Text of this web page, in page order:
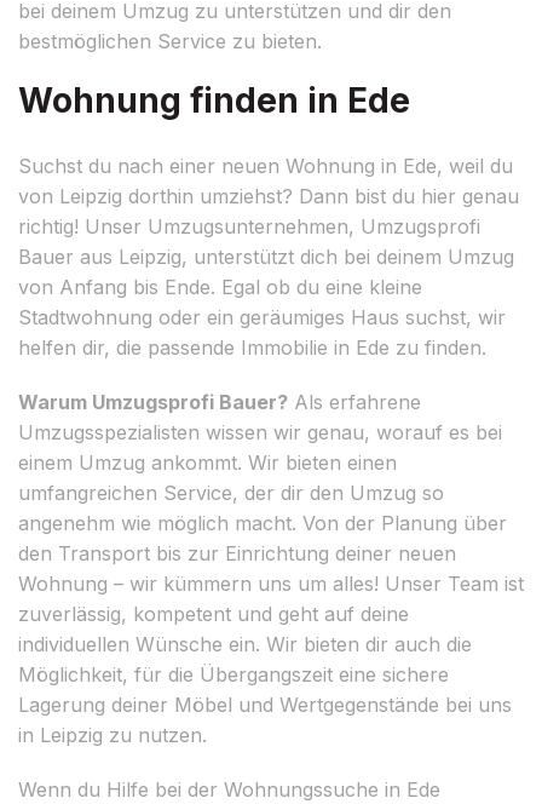
bei deinem Umzug zu unterstützen und dir den
bestmöglichen Service zu bieten.
Wohnung finden in Ede
Suchst du nach einer neuen Wohnung in Ede, weil du
von Leipzig dorthin umziehst? Dann bist du hier genau
richtig! Unser Umzugsunternehmen, Umzugsprofi
Bauer aus Leipzig, unterstützt dich bei deinem Umzug
von Anfang bis Ende. Egal ob du eine kleine
Stadtwohnung oder ein geräumiges Haus suchst, wir
helfen dir, die passende Immobilie in Ede zu finden.
Warum Umzugsprofi Bauer? Als erfahrene
Umzugsspezialisten wissen wir genau, worauf es bei
einem Umzug ankommt. Wir bieten einen
umfangreichen Service, der dir den Umzug so
angenehm wie möglich macht. Von der Planung über
den Transport bis zur Einrichtung deiner neuen
Wohnung – wir kümmern uns um alles! Unser Team ist
zuverlässig, kompetent und geht auf deine
individuellen Wünsche ein. Wir bieten dir auch die
Möglichkeit, für die Übergangszeit eine sichere
Lagerung deiner Möbel und Wertgegenstände bei uns
in Leipzig zu nutzen.
Wenn du Hilfe bei der Wohnungssuche in Ede